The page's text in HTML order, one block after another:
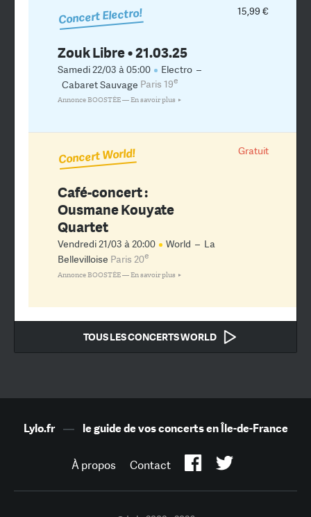
15,99 €
Concert Electro!
Zouk Libre • 21.03.25
Samedi 22/03 à 05:00 Electro –
Cabaret Sauvage Paris 19e
Annonce BOOSTÉE —En savoir plus
Gratuit
Concert World!
Café-concert :
Ousmane Kouyate
Quartet
Vendredi 21/03 à 20:00 World – La
Bellevilloise Paris 20e
Annonce BOOSTÉE —En savoir plus
TOUS LES CONCERTS WORLD
Lylo.fr— le guide de vos concerts en Île-de-France
À propos Contact